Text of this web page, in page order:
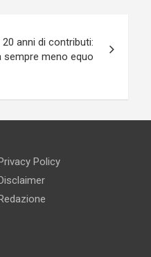
anni di contributi:
sempre meno equo
Policy